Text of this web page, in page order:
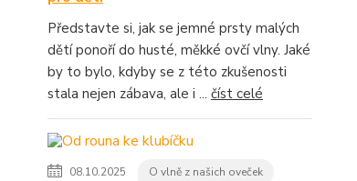
Představte si, jak se jemné prsty malých
dětí ponoří do husté, měkké ovčí vlny. Jaké
by to bylo, kdyby se z této zkušenosti
stala nejen zábava, ale i ... číst celé
08.10.2025 O vlně z našich oveček